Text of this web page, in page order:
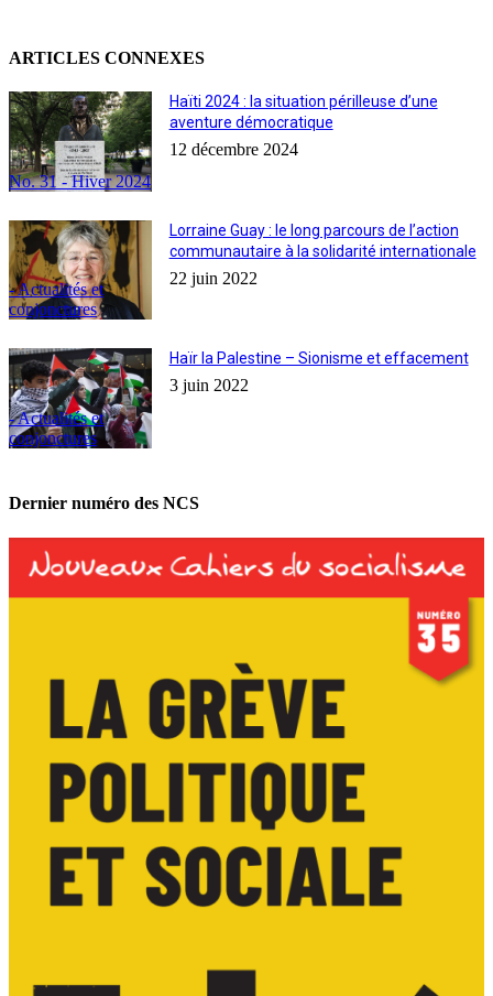
ARTICLES CONNEXES
No. 31 - Hiver 2024
Haïti 2024 : la situation périlleuse d’une
aventure démocratique
12 décembre 2024
- Actualités et
conjonctures
Lorraine Guay : le long parcours de l’action
communautaire à la solidarité internationale
22 juin 2022
- Actualités et
conjonctures
Haïr la Palestine – Sionisme et effacement
3 juin 2022
Dernier numéro des NCS